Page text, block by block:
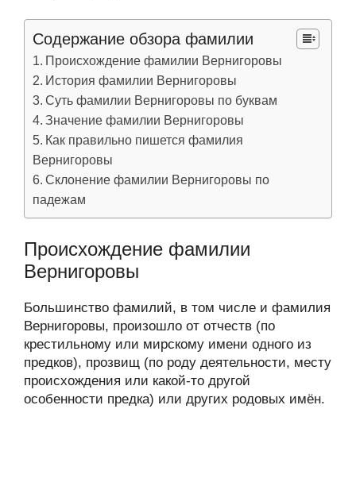
Содержание обзора фамилии
Происхождение фамилии Вернигоровы
История фамилии Вернигоровы
Суть фамилии Вернигоровы по буквам
Значение фамилии Вернигоровы
Как правильно пишется фамилия
Вернигоровы
Склонение фамилии Вернигоровы по
падежам
Происхождение фамилии
Вернигоровы
Большинство фамилий, в том числе и фамилия
Вернигоровы, произошло от отчеств (по
крестильному или мирскому имени одного из
предков), прозвищ (по роду деятельности, месту
происхождения или какой-то другой
особенности предка) или других родовых имён.